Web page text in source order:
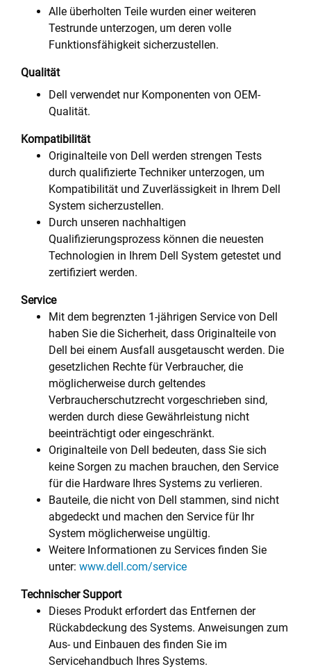
Alle überholten Teile wurden einer weiteren
Testrunde unterzogen, um deren volle
Funktionsfähigkeit sicherzustellen.
Qualität
Dell verwendet nur Komponenten von OEM-
Qualität.
Kompatibilität
Originalteile von Dell werden strengen Tests
durch qualifizierte Techniker unterzogen, um
Kompatibilität und Zuverlässigkeit in Ihrem Dell
System sicherzustellen.
Durch unseren nachhaltigen
Qualifizierungsprozess können die neuesten
Technologien in Ihrem Dell System getestet und
zertifiziert werden.
Service
Mit dem begrenzten 1-jährigen Service von Dell
haben Sie die Sicherheit, dass Originalteile von
Dell bei einem Ausfall ausgetauscht werden. Die
gesetzlichen Rechte für Verbraucher, die
möglicherweise durch geltendes
Verbraucherschutzrecht vorgeschrieben sind,
werden durch diese Gewährleistung nicht
beeinträchtigt oder eingeschränkt.
Originalteile von Dell bedeuten, dass Sie sich
keine Sorgen zu machen brauchen, den Service
für die Hardware Ihres Systems zu verlieren.
Bauteile, die nicht von Dell stammen, sind nicht
abgedeckt und machen den Service für Ihr
System möglicherweise ungültig.
Weitere Informationen zu Services finden Sie
unter: www.dell.com/service
Technischer Support
Dieses Produkt erfordert das Entfernen der
Rückabdeckung des Systems. Anweisungen zum
Aus- und Einbauen des finden Sie im
Servicehandbuch Ihres Systems.